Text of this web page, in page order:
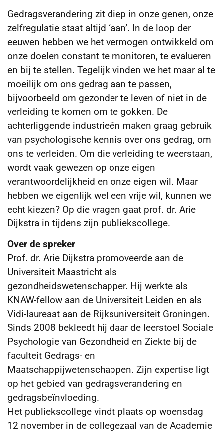
Gedragsverandering zit diep in onze genen, onze
zelfregulatie staat altijd ‘aan’. In de loop der
eeuwen hebben we het vermogen ontwikkeld om
onze doelen constant te monitoren, te evalueren
en bij te stellen. Tegelijk vinden we het maar al te
moeilijk om ons gedrag aan te passen,
bijvoorbeeld om gezonder te leven of niet in de
verleiding te komen om te gokken. De
achterliggende industrieën maken graag gebruik
van psychologische kennis over ons gedrag, om
ons te verleiden. Om die verleiding te weerstaan,
wordt vaak gewezen op onze eigen
verantwoordelijkheid en onze eigen wil. Maar
hebben we eigenlijk wel een vrije wil, kunnen we
echt kiezen? Op die vragen gaat prof. dr. Arie
Dijkstra in tijdens zijn publiekscollege.
Over de spreker
Prof. dr. Arie Dijkstra promoveerde aan de
Universiteit Maastricht als
gezondheidswetenschapper. Hij werkte als
KNAW-fellow aan de Universiteit Leiden en als
Vidi-laureaat aan de Rijksuniversiteit Groningen.
Sinds 2008 bekleedt hij daar de leerstoel Sociale
Psychologie van Gezondheid en Ziekte bij de
faculteit Gedrags- en
Maatschappijwetenschappen. Zijn expertise ligt
op het gebied van gedragsverandering en
gedragsbeïnvloeding.
Het publiekscollege vindt plaats op woensdag
12 november in de collegezaal van de Academie